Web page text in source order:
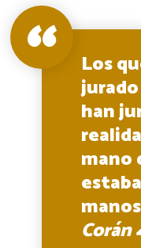
Los
han
mano
Corán